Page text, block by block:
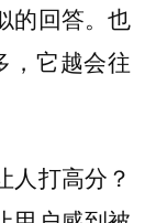
的回答。也
，它越会往
人打高分？